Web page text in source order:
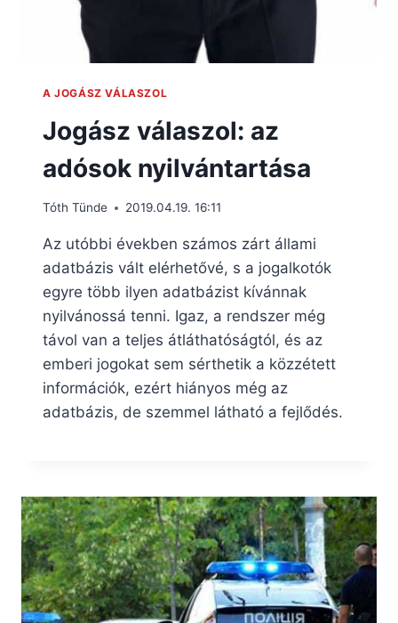
A JOGÁSZ VÁLASZOL
Jogász válaszol: az
adósok nyilvántartása
Tóth Tünde 2019.04.19. 16:11
Az utóbbi években számos zárt állami
adatbázis vált elérhetővé, s a jogalkotók
egyre több ilyen adatbázist kívánnak
nyilvánossá tenni. Igaz, a rendszer még
távol van a teljes átláthatóságtól, és az
emberi jogokat sem sérthetik a közzétett
információk, ezért hiányos még az
adatbázis, de szemmel látható a fejlődés.